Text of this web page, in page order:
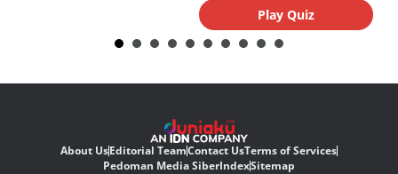
Play Quiz
About UsEditorial TeamContact UsTerms of Services
Pedoman Media SiberIndexSitemap